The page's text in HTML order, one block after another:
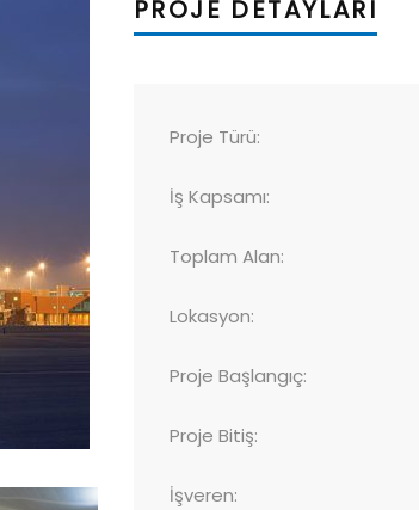
PROJE DETAYLARI
Proje Türü:
İş Kapsamı:
Toplam Alan:
Lokasyon:
Proje Başlangıç:
Proje Bitiş:
İşveren: